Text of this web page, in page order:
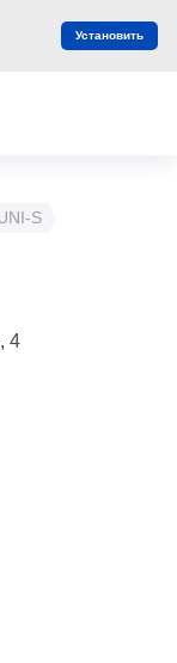
S
4
Установить